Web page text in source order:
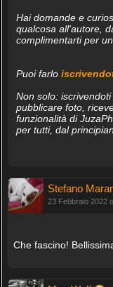
Hai domande e
qualcosa all'autore,
complimentarti per
Puoi farlo
Non solo:
pubblicare foto,
funzionalità di
per tutti, dal
Stefano
23 Febbraio 2022
Che fascino!